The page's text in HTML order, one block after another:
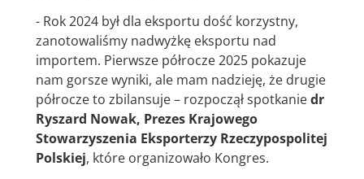
- Rok 2024 był dla eksportu dość korzystny,
zanotowaliśmy nadwyżkę eksportu nad
importem. Pierwsze półrocze 2025 pokazuje
nam gorsze wyniki, ale mam nadzieję, że drugie
półrocze to zbilansuje – rozpoczął spotkaniedr
Ryszard Nowak, Prezes Krajowego
Stowarzyszenia Eksporterzy Rzeczypospolitej
Polskiej, które organizowało Kongres.